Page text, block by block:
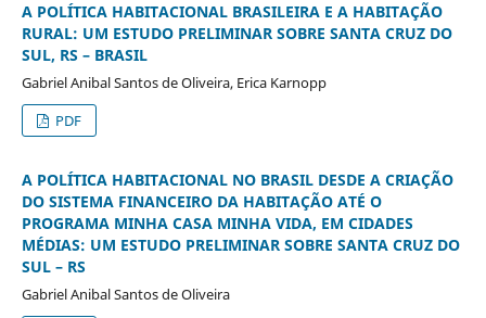
A POLÍTICA HABITACIONAL BRASILEIRA E A HABITAÇÃO
RURAL: UM ESTUDO PRELIMINAR SOBRE SANTA CRUZ DO
SUL, RS – BRASIL
Gabriel Anibal Santos de Oliveira, Erica Karnopp
PDF
A POLÍTICA HABITACIONAL NO BRASIL DESDE A CRIAÇÃO
DO SISTEMA FINANCEIRO DA HABITAÇÃO ATÉ O
PROGRAMA MINHA CASA MINHA VIDA, EM CIDADES
MÉDIAS: UM ESTUDO PRELIMINAR SOBRE SANTA CRUZ DO
SUL – RS
Gabriel Anibal Santos de Oliveira